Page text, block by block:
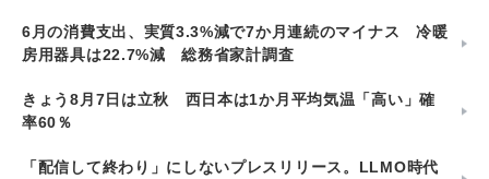
6月の消費支出、実質3.3%減で7か月連続のマイナス 冷暖
房用器具は22.7%減 総務省家計調査
きょう8月7日は立秋 西日本は1か月平均気温「高い」確
率60％
「配信して終わり」にしないプレスリリース。LLMO時代